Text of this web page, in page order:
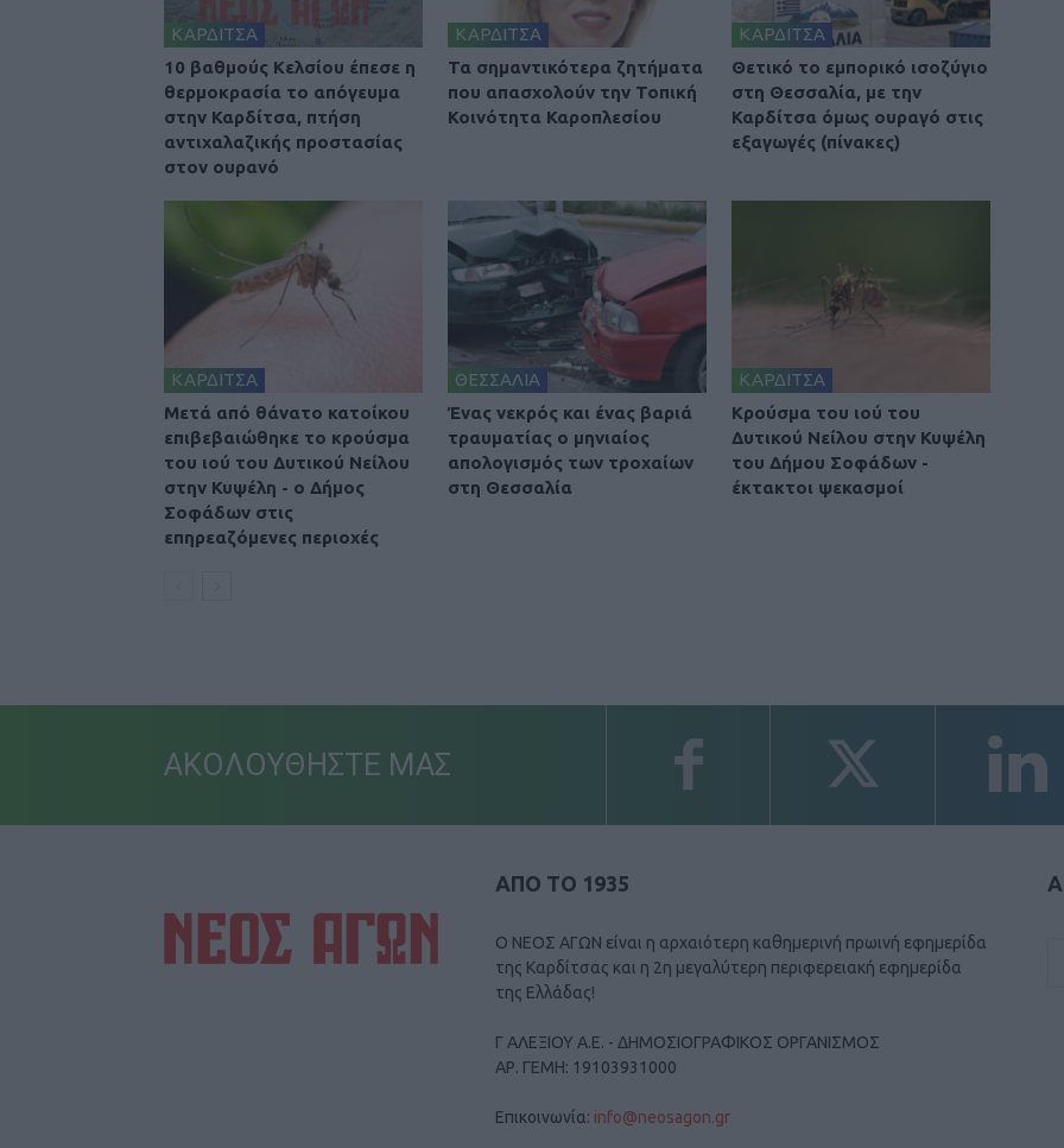
ΚΑΡΔΙΤΣΑ
10 βαθμούς Κελσίου έπεσε η
θερμοκρασία το απόγευμα
στην Καρδίτσα, πτήση
αντιχαλαζικής προστασίας
στον ουρανό
ΚΑΡΔΙΤΣΑ
Τα σημαντικότερα ζητήματα
που απασχολούν την Τοπική
Κοινότητα Καροπλεσίου
ΚΑΡΔΙΤΣΑ
Θετικό το εμπορικό ισοζύγιο
στη Θεσσαλία, με την
Καρδίτσα όμως ουραγό στις
εξαγωγές (πίνακες)
ΚΑΡΔΙΤΣΑ
Μετά από θάνατο κατοίκου
επιβεβαιώθηκε το κρούσμα
του ιού του Δυτικού Νείλου
στην Κυψέλη - ο Δήμος
Σοφάδων στις
επηρεαζόμενες περιοχές
ΘΕΣΣΑΛΙΑ
Ένας νεκρός και ένας βαριά
τραυματίας ο μηνιαίος
απολογισμός των τροχαίων
στη Θεσσαλία
ΚΑΡΔΙΤΣΑ
Κρούσμα του ιού του
Δυτικού Νείλου στην Κυψέλη
του Δήμου Σοφάδων -
έκτακτοι ψεκασμοί
ΑΚΟΛΟΥΘΗΣΤΕ ΜΑΣ
ΑΠΟ ΤΟ 1935
Ο ΝΕΟΣ ΑΓΩΝ είναι η αρχαιότερη καθημερινή πρωινή εφημερίδα
της Καρδίτσας και η 2η μεγαλύτερη περιφερειακή εφημερίδα
της Ελλάδας!
Γ ΑΛΕΞΙΟΥ Α.Ε. - ΔΗΜΟΣΙΟΓΡΑΦΙΚΟΣ ΟΡΓΑΝΙΣΜΟΣ
ΑΡ. ΓΕΜΗ: 19103931000
Επικοινωνία: info@neosagon.gr